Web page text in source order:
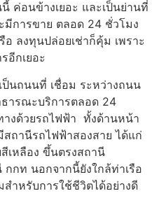
ค่อนข้างเยอะ และเป็นย่านที่
มีการขาย ตลอด 24 ชั่วโมง
อ ลงทุนปล่อยเช่าก็คุ้ม เพราะ
อีกเยอะ
ป็นถนนที่ เชื่อม ระหว่างถนน
ารณะบริการตลอด 24
างด้วยรถไฟฟ้า ทั้งด้านหน้า
ถานีรถไฟฟ้าสองสาย ได้แก่
เหลือง ขึ้นตรงสถานี
กท นอกจากนี้ยังใกล้ท่าเรือ
สำหรับการใช้ชีวิตได้อย่างดี